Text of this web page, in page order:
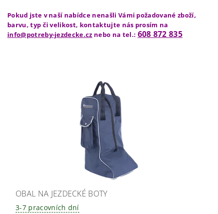
Pokud jste v naší nabídce nenašli Vámi požadované zboží,
barvu, typ či velikost, kontaktujte nás prosím na
info@potreby-jezdecke.cz nebo na tel.: 608 872 835
OBAL NA JEZDECKÉ BOTY
3-7 pracovních dní